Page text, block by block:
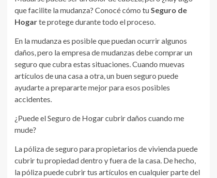
que facilite la mudanza? Conocé cómo tu Seguro de
Hogarte protege durante todo el proceso.
En la mudanza es posible que puedan ocurrir algunos
daños, pero la empresa de mudanzas debe comprar un
seguro que cubra estas situaciones. Cuando muevas
artículos de una casa a otra, un buen seguro puede
ayudarte a prepararte mejor para esos posibles
accidentes.
¿Puede el Seguro de Hogar cubrir daños cuando me
mude?
La póliza de seguro para propietarios de vivienda puede
cubrir tu propiedad dentro y fuera de la casa. De hecho,
la póliza puede cubrir tus artículos en cualquier parte del